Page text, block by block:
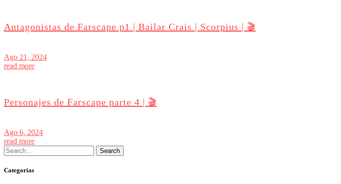
Antagonistas de Farscape p1 | Bailar Crais | Scorpius | 🎬
Ago 21, 2024
read more
Personajes de Farscape parte 4 | 🎬
Ago 6, 2024
read more
Categorias